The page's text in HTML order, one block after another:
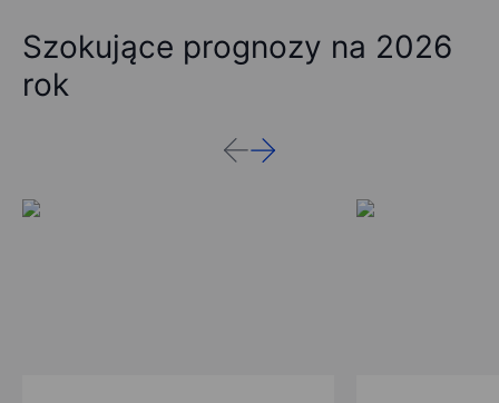
Szokujące prognozy na 2026
rok